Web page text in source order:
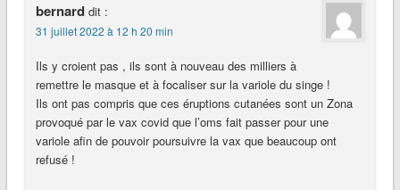
bernard dit :
31 juillet 2022 à 12 h 20 min
Ils y croient pas , ils sont à nouveau des milliers à
remettre le masque et à focaliser sur la variole du singe !
Ils ont pas compris que ces éruptions cutanées sont un Zona
provoqué par le vax covid que l’oms fait passer pour une
variole afin de pouvoir poursuivre la vax que beaucoup ont
refusé !